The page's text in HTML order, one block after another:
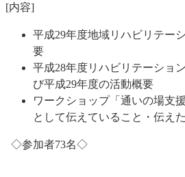
[内容]
平成29年度地域リハビリテー
要
平成28年度リハビリテーショ
び平成29年度の活動概要
ワークショップ「通いの場支
として伝えていること・伝えた
◇参加者73名◇